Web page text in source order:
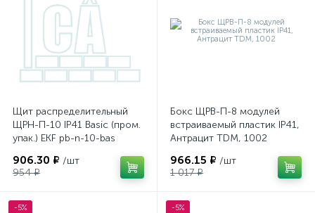
Щит распределительный
ЩРН-П-10 IP41 Basic (пром.
упак.) EKF pb-n-10-bas
906.30 ₽ /шт
954 ₽
Бокс ЩРВ-П-8 модулей
встраиваемый пластик IP41,
Антрацит TDM, 1002
966.15 ₽ /шт
1 017 ₽
-5% -5%